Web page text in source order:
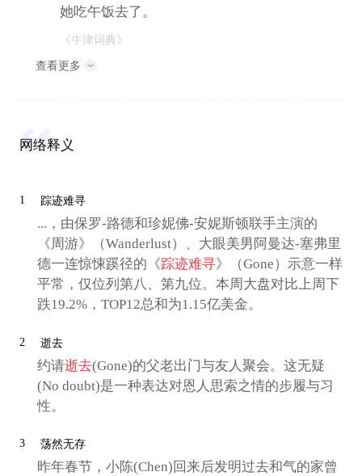
她吃午饭去了。
《牛津词典》
查看更多
网络释义
1 踪迹难寻
...，由保罗-路德和珍妮佛-安妮斯顿联手主演的
《周游》（Wanderlust）、大眼美男阿曼达-塞弗里
德一连惊悚蹊径的《踪迹难寻》（Gone）示意一样
平常，仅位列第八、第九位。本周大盘对比上周下
跌19.2%，TOP12总和为1.15亿美金。
2 逝去
约请逝去(Gone)的父老出门与友人聚会。这无疑
(No doubt)是一种表达对恩人思索之情的步履与习
性。
3 荡然无存
昨年春节，小陈(Chen)回来后发明过去和气的家曾